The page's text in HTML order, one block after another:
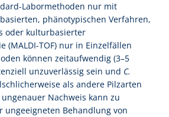
Labormethoden nur mit
phänotypischen Verfahren,
oder kulturbasierter
(MALDI-TOF) nur in Einzelfällen
können zeitaufwendig (3–5
unzuverlässig sein und C.
als andere Pilzarten
ungenauer Nachweis kann zu
ungeeigneten Behandlung von